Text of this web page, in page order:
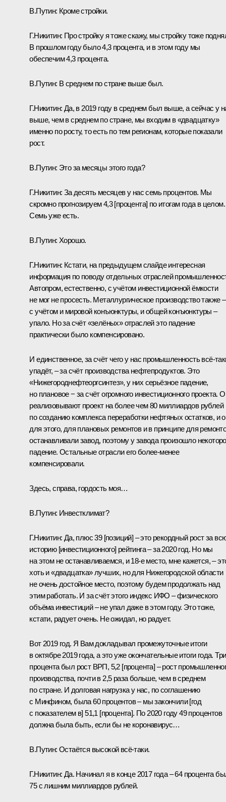
В.Путин: Кроме стройки.
Г.Никитин: Про стройку я тоже скажу, мы стройку тоже
В прошлом году было 4,3 процента, и в этом году мы
обеспечим 4,3 процента.
В.Путин: В среднем по стране выше был.
Г.Никитин: Да, в 2019 году в среднем был выше, а сейчас у
выше, чем в среднем по стране, мы входим в «двадцатку»
именно по росту, то есть по тем регионам, которые показали
рост.
В.Путин: Это за месяцы этого года?
Г.Никитин: За десять месяцев у нас семь процентов. Мы
скромно прогнозируем 4,3 [процента] по итогам года в целом.
Семь уже есть.
В.Путин: Хорошо.
Г.Никитин: Кстати, на предыдущем слайде интересная
информация по поводу отдельных отраслей
Автопром, естественно, с учётом инвестиционной ёмкости
не мог не просесть. Металлургическое производство также –
с учётом и мировой конъюнктуры, и общей конъюнктуры –
упало. Но за счёт «зелёных» отраслей это падение
практически было компенсировано.
И единственное, за счёт чего у нас промышленность всё-
упадёт, – за счёт производства нефтепродуктов. Это
«Нижегороднефтеоргсинтез», у них серьёзное падение,
но плановое − за счёт огромного инвестиционного проекта.
реализовывают проект на более чем 80 миллиардов рублей
по созданию комплекса переработки нефтяных остатков, и
для этого, для плановых ремонтов и в принципе для
останавливали завод, поэтому у завода произошло
падение. Остальные отрасли его более-менее
компенсировали.
Здесь, справа, гордость моя…
В.Путин: Инвестклимат?
Г.Никитин: Да, плюс 39 [позиций] – это рекордный рост за
историю [инвестиционного] рейтинга – за 2020 год. Но мы
на этом не останавливаемся, и 18-е место, мне кажется, –
хоть и «двадцатка» лучших, но для Нижегородской области
не очень достойное место, поэтому будем продолжать над
этим работать. И за счёт этого индекс ИФО – физического
объёма инвестиций – не упал даже в этом году. Это тоже,
кстати, радует очень. Не ожидал, но радует.
Вот 2019 год. Я Вам докладывал промежуточные итоги
в октябре 2019 года, а это уже окончательные итоги года. Три
процента был рост ВРП, 5,2 [процента] – рост
производства, почти в 2,5 раза больше, чем в среднем
по стране. И долговая нагрузка у нас, по соглашению
с Минфином, была 60 процентов – мы закончили [год
с показателем в] 51,1 [процента]. По 2020 году 49 процентов
должна была быть, если бы не коронавирус…
В.Путин: Остаётся высокой всё-таки.
Г.Никитин: Да. Начинал я в конце 2017 года – 64 процента
75 с лишним миллиардов рублей.